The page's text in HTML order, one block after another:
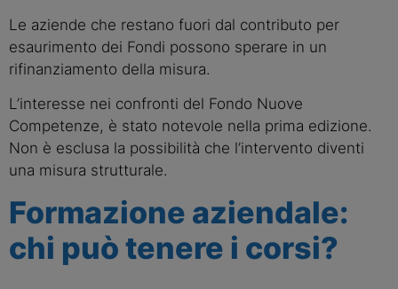
Le aziende che restano fuori dal contributo per
esaurimento dei Fondi possono sperare in un
rifinanziamento della misura.
L’interesse nei confronti del Fondo Nuove
Competenze, è stato notevole nella prima edizione.
Non è esclusa la possibilità che l’intervento diventi
una misura strutturale.
Formazione aziendale:
chi può tenere i corsi?